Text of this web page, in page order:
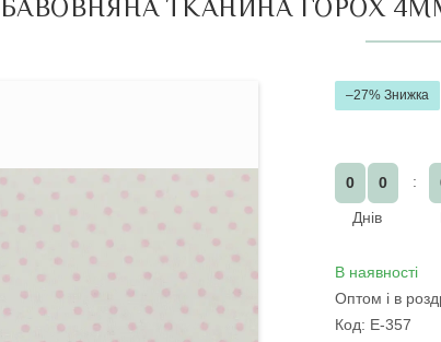
БАВОВНЯНА ТКАНИНА ГОРОХ
–27%
0
0
Днів
В наявності
Оптом і в
Код: Е-357